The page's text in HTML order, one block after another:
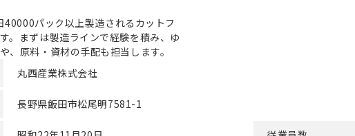
パック以上製造されるカットフ
。まずは製造ラインで経験を積み、ゆ
、原料・資材の手配も担当します。
丸西産業株式会社
長野県飯田市松尾明7581-1